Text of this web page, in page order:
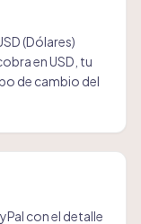
(Dólares)
en USD, tu
de cambio del
con el detalle